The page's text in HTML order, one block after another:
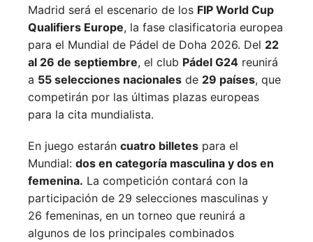
Madrid será el escenario de los FIP World Cup
Qualifiers Europe, la fase clasificatoria europea
para el Mundial de Pádel de Doha 2026. Del 22
al 26 de septiembre, el club Pádel G24 reunirá
a 55 selecciones nacionales de 29 países, que
competirán por las últimas plazas europeas
para la cita mundialista.
En juego estarán cuatro billetes para el
Mundial: dos en categoría masculina y dos en
femenina. La competición contará con la
participación de 29 selecciones masculinas y
26 femeninas, en un torneo que reunirá a
algunos de los principales combinados